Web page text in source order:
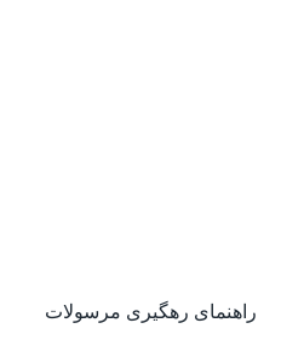
راهنمای رهگیری مرسولات